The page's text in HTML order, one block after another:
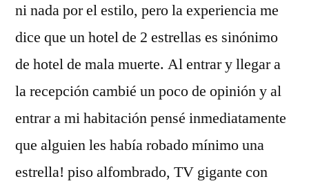
ni nada por el estilo, pero la experiencia me
dice que un hotel de 2 estrellas es sinónimo
de hotel de mala muerte. Al entrar y llegar a
la recepción cambié un poco de opinión y al
entrar a mi habitación pensé inmediatamente
que alguien les había robado mínimo una
estrella! piso alfombrado, TV gigante con